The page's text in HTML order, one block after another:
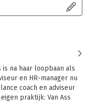
is na haar loopbaan als
en HR-manager nu
coach en adviseur
praktijk: Van Ass